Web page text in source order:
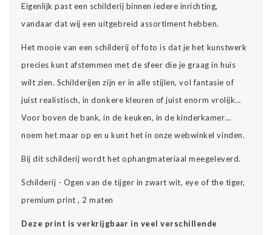
Eigenlijk past een schilderij binnen iedere inrichting,
vandaar dat wij een uitgebreid assortiment hebben.
Het mooie van een schilderij of foto is dat je het kunstwerk
precies kunt afstemmen met de sfeer die je graag in huis
wilt zien. Schilderijen zijn er in alle stijlen, vol fantasie of
juist realistisch, in donkere kleuren of juist enorm vrolijk…
Voor boven de bank, in de keuken, in de kinderkamer…
noem het maar op en u kunt het in onze webwinkel vinden.
Bij dit schilderij wordt het ophangmateriaal meegeleverd.
Schilderij - Ogen van de tijger in zwart wit, eye of the tiger,
premium print , 2 maten
Deze print is verkrijgbaar in veel verschillende